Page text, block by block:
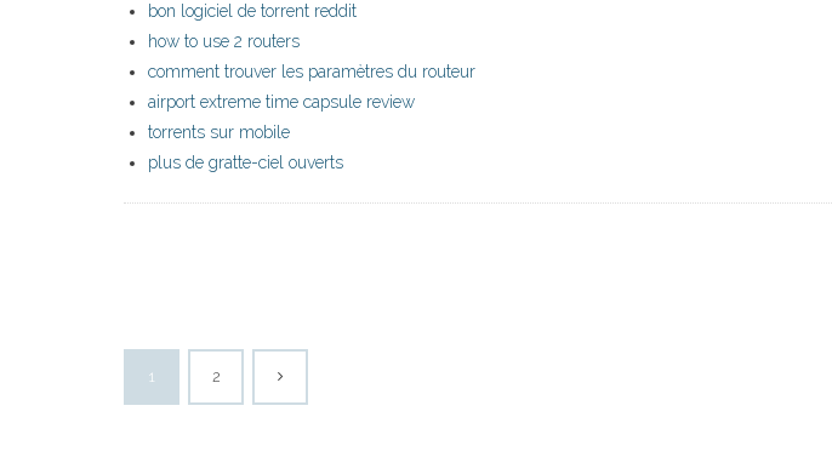
bon logiciel de torrent reddit
how to use 2 routers
comment trouver les paramètres du routeur
airport extreme time capsule review
torrents sur mobile
plus de gratte-ciel ouverts
1 2